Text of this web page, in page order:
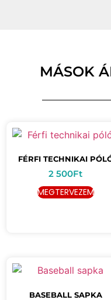
MÁSOK
FÉRFI TECHNIKAI
2 500Ft
MEGTERVEZEM
BASEBALL SAPKA